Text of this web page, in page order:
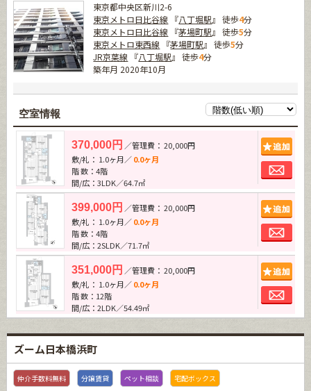
東京都中央区新川2-6
東京メトロ日比谷線 『八丁堀駅』 徒歩4分
東京メトロ日比谷線 『茅場町駅』 徒歩5分
東京メトロ東西線 『茅場町駅』 徒歩5分
JR京葉線 『八丁堀駅』 徒歩4分
築年月 2020年10月
空室情報
370,000円 ／管理費： 20,000円
敷/礼： 1.0ヶ月／0.0ヶ月
階 数：4階
間/広：3LDK／64.7㎡
399,000円 ／管理費： 20,000円
敷/礼： 1.0ヶ月／0.0ヶ月
階 数：4階
間/広：2SLDK／71.7㎡
351,000円 ／管理費： 20,000円
敷/礼： 1.0ヶ月／0.0ヶ月
階 数：12階
間/広：2LDK／54.49㎡
ズーム日本橋浜町
仲介手数料無料 分譲賃貸 ペット相談 宅配ボックス